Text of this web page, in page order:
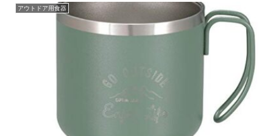
アウトドア用食器